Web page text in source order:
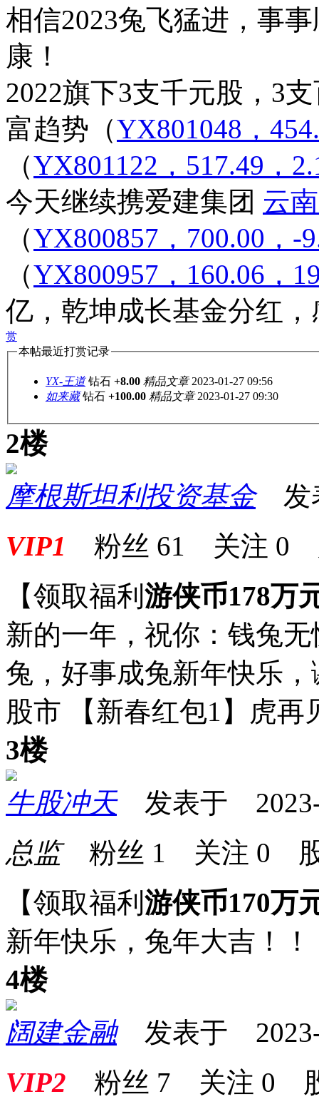
相信2023兔飞猛进，事
康！
2022旗下3支千元股，3
富趋势 （YX801048，
（YX801122，517.49，
今天继续携爱建集团 云
（YX800857，700.00，-
（YX800957，160.06，
亿，乾坤成长基金分红
赏
本帖最近打赏记录
YX-王道 钻石 +8.00 精品文章 2023-01-27 09:56
如来藏 钻石 +100.00 精品文章 2023-01-27 09:30
2楼
摩根斯坦利投资基金发
VIP1 粉丝 61 关注 0
【领取福利 游侠币178万
新的一年，祝你：钱兔
兔，好事成兔新年快乐
股市 【新春红包1】虎
3楼
牛股冲天发表于 2023-
总监粉丝 1 关注 0
【领取福利 游侠币170万
新年快乐，兔年大吉！！
4楼
阔建金融发表于 2023-
VIP2 粉丝 7 关注 0